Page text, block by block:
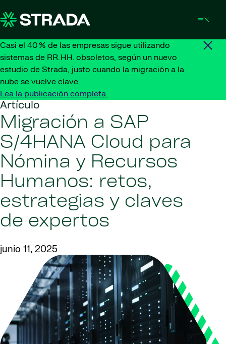
Casi el 40 % de las empresas sigue utilizando
sistemas de RR. HH. obsoletos, según un nuevo
estudio de Strada, justo cuando la migración a la
nube se vuelve clave.
Lea la publicación completa.
Artículo
Migración a SAP
S/4HANA Cloud para
Nómina y Recursos
Humanos: retos,
estrategias y claves
de expertos
junio 11, 2025